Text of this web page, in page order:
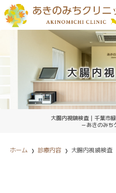
大腸内
大腸内視鏡検査｜千葉市
－あきのみち
ホーム 診療内容 大腸内視鏡検査